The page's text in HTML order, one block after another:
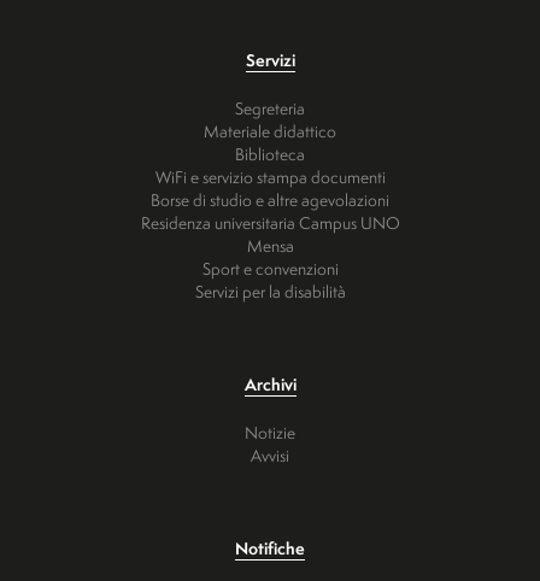
Servizi
Segreteria
Materiale didattico
Biblioteca
WiFi e servizio stampa documenti
Borse di studio e altre agevolazioni
Residenza universitaria Campus UNO
Mensa
Sport e convenzioni
Servizi per la disabilità
Archivi
Notizie
Avvisi
Notifiche